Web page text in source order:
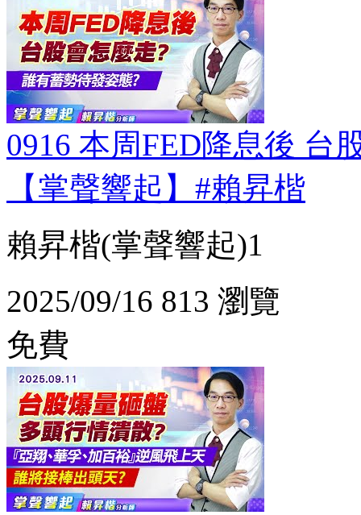
0916 本周FED降息後 台
【掌聲響起】#賴昇楷
賴昇楷(掌聲響起)1
2025/09/16 813 瀏覽
免費